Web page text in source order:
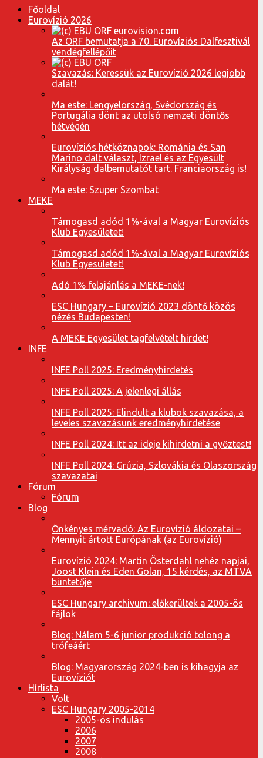
Főoldal
Eurovízió 2026
Az ORF bemutatja a 70. Eurovíziós Dalfesztivál
vendégfellépőit
Szavazás: Keressük az Eurovízió 2026 legjobb
dalát!
Ma este: Lengyelország, Svédország és
Portugália dönt az utolsó nemzeti döntős
hétvégén
Eurovíziós hétköznapok: Románia és San
Marino dalt választ, Izrael és az Egyesült
Királyság dalbemutatót tart. Franciaország is!
Ma este: Szuper Szombat
MEKE
Támogasd adód 1%-ával a Magyar Eurovíziós
Klub Egyesületet!
Támogasd adód 1%-ával a Magyar Eurovíziós
Klub Egyesületet!
Adó 1% felajánlás a MEKE-nek!
ESC Hungary – Eurovízió 2023 döntő közös
nézés Budapesten!
A MEKE Egyesület tagfelvételt hirdet!
INFE
INFE Poll 2025: Eredményhirdetés
INFE Poll 2025: A jelenlegi állás
INFE Poll 2025: Elindult a klubok szavazása, a
leveles szavazásunk eredményhirdetése
INFE Poll 2024: Itt az ideje kihirdetni a győztest!
INFE Poll 2024: Grúzia, Szlovákia és Olaszország
szavazatai
Fórum
Fórum
Blog
Önkényes mérvadó: Az Eurovízió áldozatai –
Mennyit ártott Európának (az Eurovízió)
Eurovízió 2024: Martin Österdahl nehéz napjai,
Joost Klein és Eden Golan, 15 kérdés, az MTVA
büntetője
ESC Hungary archivum: előkerültek a 2005-ös
fájlok
Blog: Nálam 5-6 junior produkció tolong a
trófeáért
Blog: Magyarország 2024-ben is kihagyja az
Eurovíziót
Hírlista
Volt
ESC Hungary 2005-2014
2005-ös indulás
2006
2007
2008